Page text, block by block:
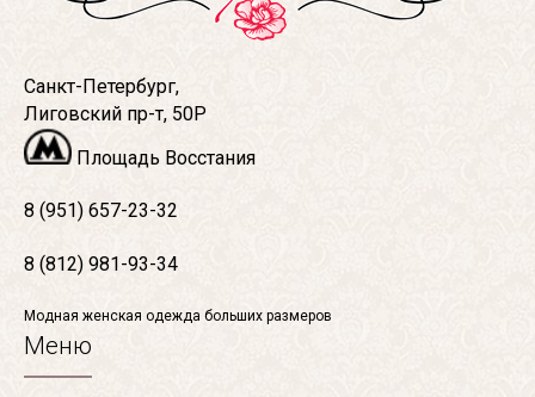
Санкт-Петербург,
Лиговский пр-т, 50Р
Площадь Восстания
8 (951) 657-23-32
8 (812) 981-93-34
Модная женская одежда больших размеров
Меню